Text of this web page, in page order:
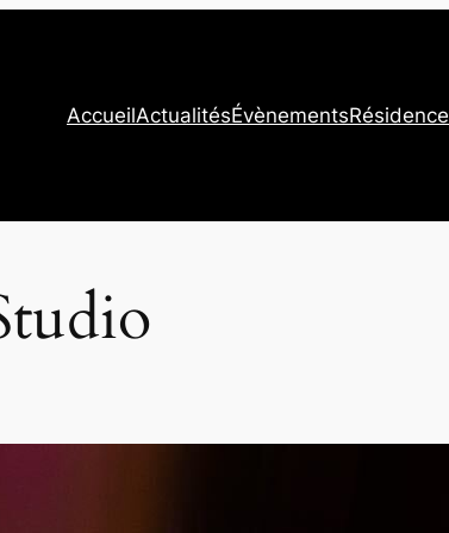
AccueilActualitésÉvènementsRésidence